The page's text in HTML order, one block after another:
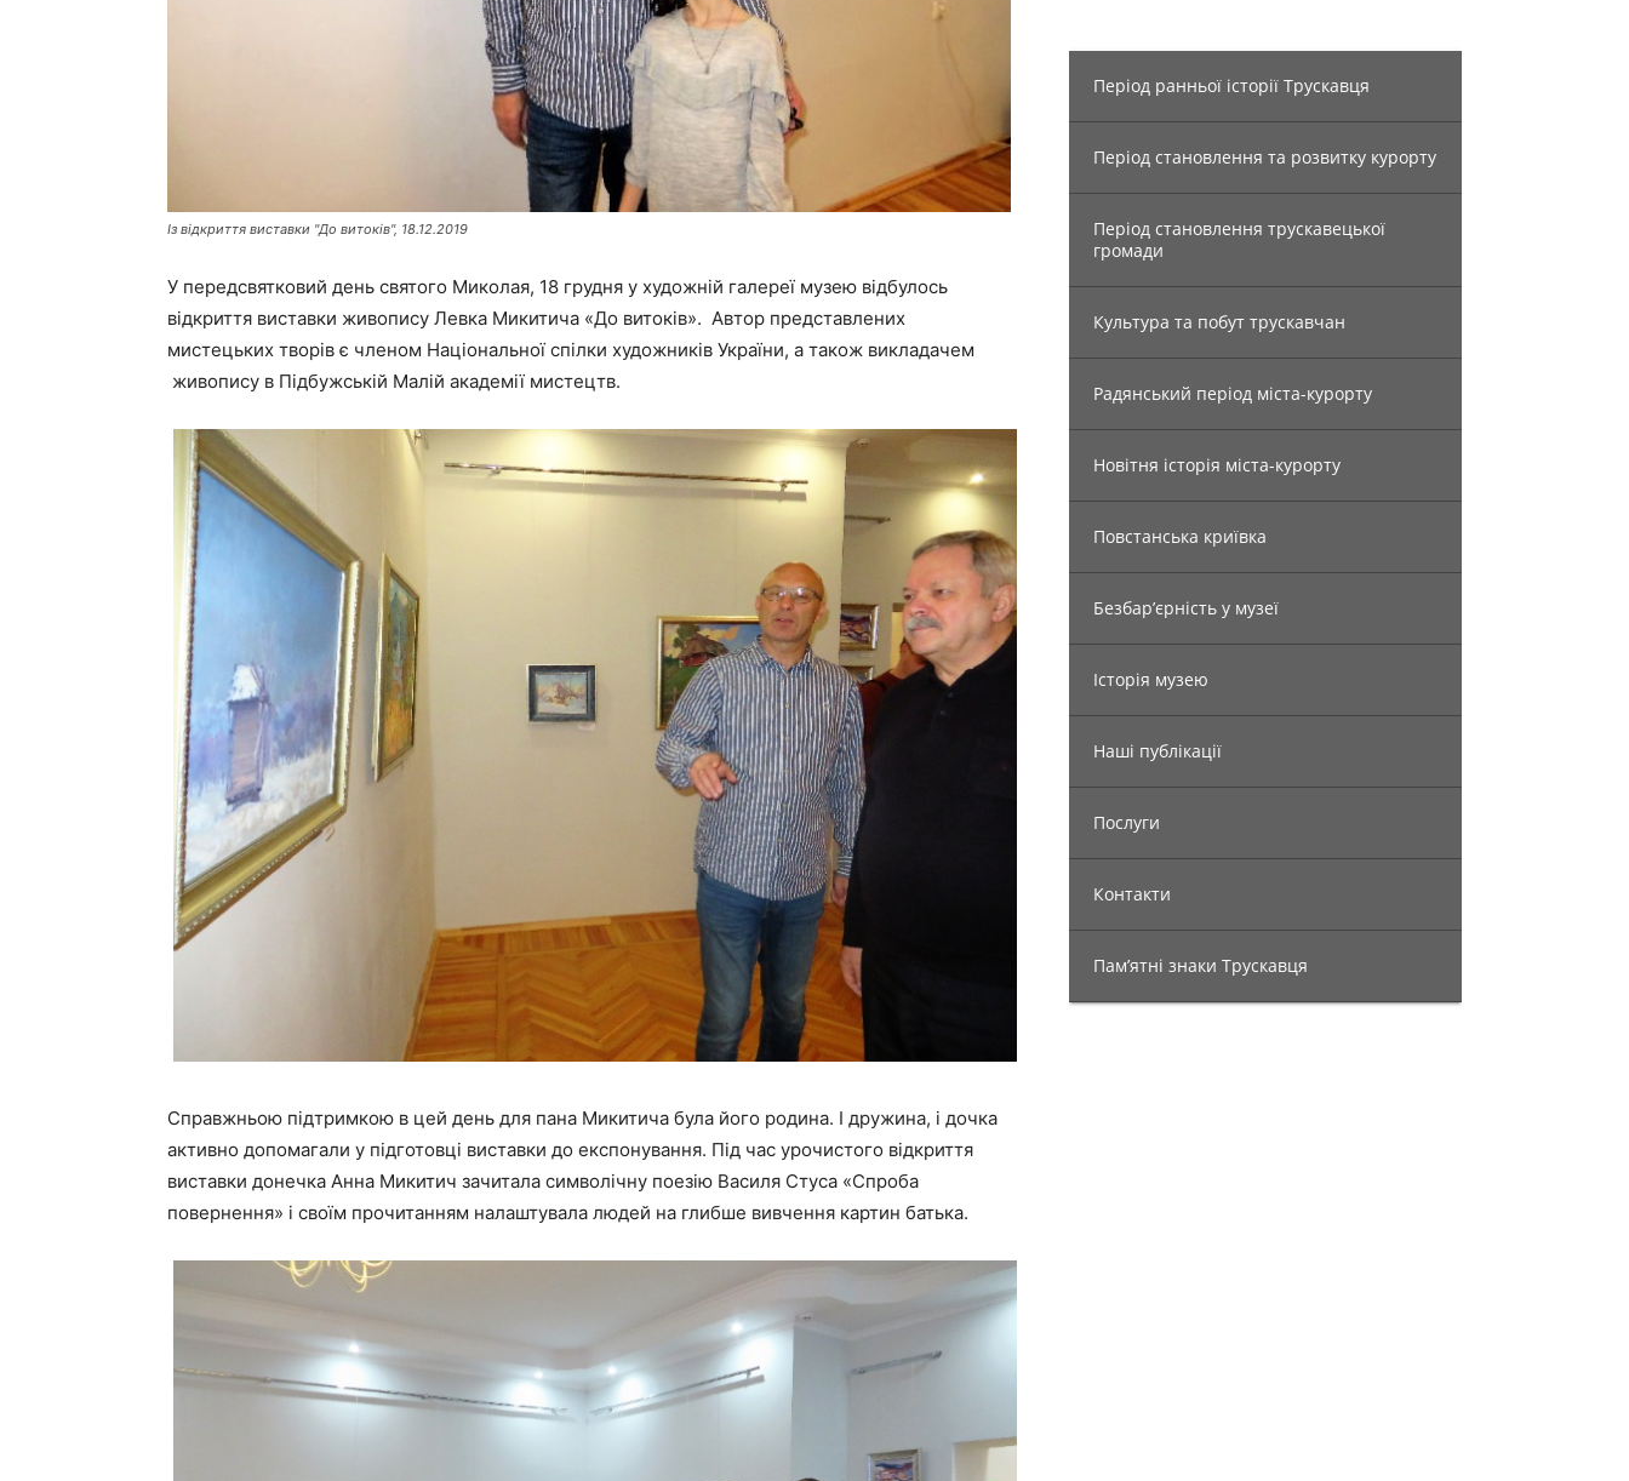
Із відкриття виставки "До витоків", 18.12.2019
У передсвятковий день святого Миколая, 18 грудня у художній галереї музею відбулось
відкриття виставки живопису Левка Микитича «До витоків». Автор представлених
мистецьких творів є членом Національної спілки художників України, а також викладачем
живопису в Підбужській Малій академії мистецтв.
Справжньою підтримкою в цей день для пана Микитича була його родина. І дружина, і дочка
активно допомагали у підготовці виставки до експонування. Під час урочистого відкриття
виставки донечка Анна Микитич зачитала символічну поезію Василя Стуса «Спроба
повернення» і своїм прочитанням налаштувала людей на глибше вивчення картин батька.
Період ранньої історії Трускавця
Період становлення та розвитку курорту
Період становлення трускавецької
громади
Культура та побут трускавчан
Радянський період міста-курорту
Новітня історія міста-курорту
Повстанська криївка
Безбар’єрність у музеї
Історія музею
Наші публікації
Послуги
Контакти
Пам’ятні знаки Трускавця